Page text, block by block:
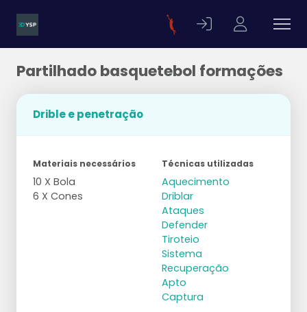
Partilhado basquetebol formações
Drible e penetração
Materiais necessários
10 X Bola
6 X Cones
Técnicas utilizadas
Aquecimento
Driblar
Ataques
Defender
Tiroteio
Sistema
Recuperação
Apto
Captura